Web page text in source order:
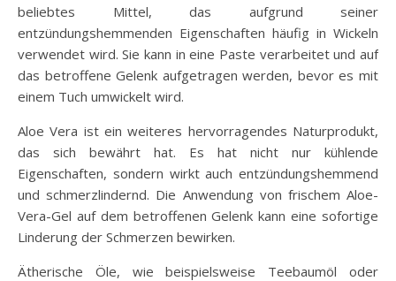
beliebtes Mittel, das aufgrund seiner
entzündungshemmenden Eigenschaften häufig in Wickeln
verwendet wird. Sie kann in eine Paste verarbeitet und auf
das betroffene Gelenk aufgetragen werden, bevor es mit
einem Tuch umwickelt wird.
Aloe Vera ist ein weiteres hervorragendes Naturprodukt,
das sich bewährt hat. Es hat nicht nur kühlende
Eigenschaften, sondern wirkt auch entzündungshemmend
und schmerzlindernd. Die Anwendung von frischem Aloe-
Vera-Gel auf dem betroffenen Gelenk kann eine sofortige
Linderung der Schmerzen bewirken.
Ätherische Öle, wie beispielsweise Teebaumöl oder